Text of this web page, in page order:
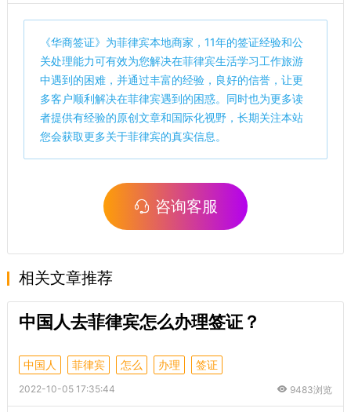
《华商签证》为菲律宾本地商家，11年的签证经验和公
关处理能力可有效为您解决在菲律宾生活学习工作旅游
中遇到的困难，并通过丰富的经验，良好的信誉，让更
多客户顺利解决在菲律宾遇到的困惑。同时也为更多读
者提供有经验的原创文章和国际化视野，长期关注本站
您会获取更多关于菲律宾的真实信息。
咨询客服
相关文章推荐
中国人去菲律宾怎么办理签证？
中国人 菲律宾 怎么 办理 签证
2022-10-05 17:35:44 9483浏览